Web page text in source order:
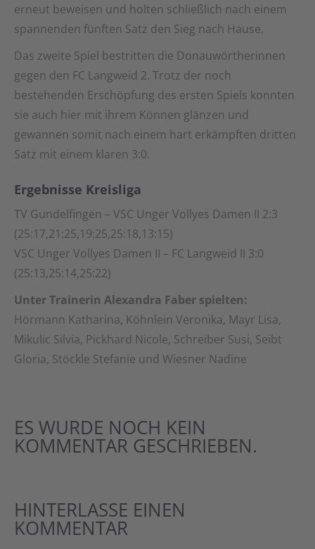
erneut beweisen und holten schließlich nach einem
spannenden fünften Satz den Sieg nach Hause.
Das zweite Spiel bestritten die Donauwörtherinnen
gegen den FC Langweid 2. Trotz der noch
bestehenden Erschöpfung des ersten Spiels konnten
sie auch hier mit ihrem Können glänzen und
gewannen somit nach einem hart erkämpften dritten
Satz mit einem klaren 3:0.
Ergebnisse Kreisliga
TV Gundelfingen – VSC Unger Vollyes Damen II 2:3
(25:17,21:25,19:25,25:18,13:15)
VSC Unger Vollyes Damen II – FC Langweid II 3:0
(25:13,25:14,25:22)
Unter Trainerin Alexandra Faber spielten:
Hörmann Katharina, Köhnlein Veronika, Mayr Lisa,
Mikulic Silvia, Pickhard Nicole, Schreiber Susi, Seibt
Gloria, Stöckle Stefanie und Wiesner Nadine
ES WURDE NOCH KEIN
KOMMENTAR GESCHRIEBEN.
HINTERLASSE EINEN
KOMMENTAR